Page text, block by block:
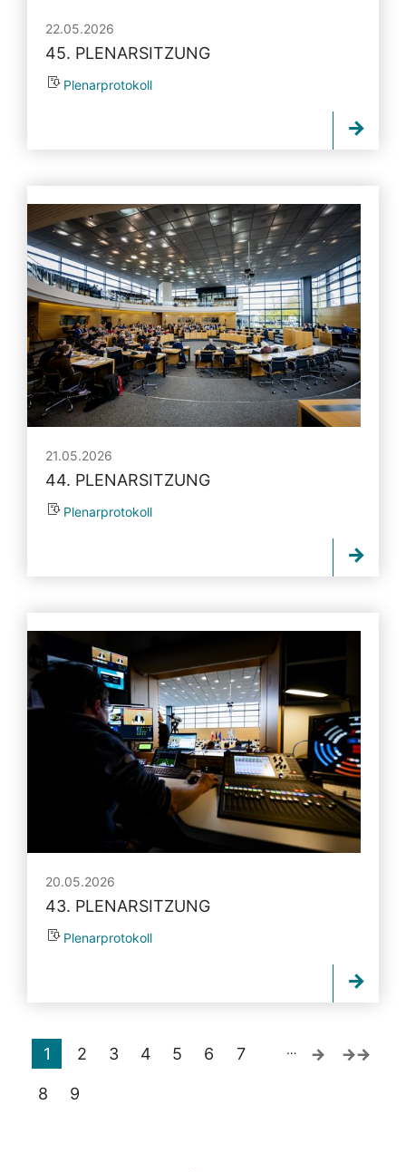
22.05.2026
45. PLENARSITZUNG
Plenarprotokoll
21.05.2026
44. PLENARSITZUNG
Plenarprotokoll
20.05.2026
43. PLENARSITZUNG
Plenarprotokoll
1 2 3 4 5 6 7
8 9
…